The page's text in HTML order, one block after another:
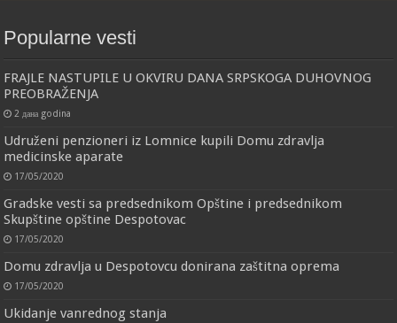
Popularne vesti
FRAJLE NASTUPILE U OKVIRU DANA SRPSKOGA DUHOVNOG
PREOBRAŽENJA
2 дана godina
Udruženi penzioneri iz Lomnice kupili Domu zdravlja
medicinske aparate
17/05/2020
Gradske vesti sa predsednikom Opštine i predsednikom
Skupštine opštine Despotovac
17/05/2020
Domu zdravlja u Despotovcu donirana zaštitna oprema
17/05/2020
Ukidanje vanrednog stanja